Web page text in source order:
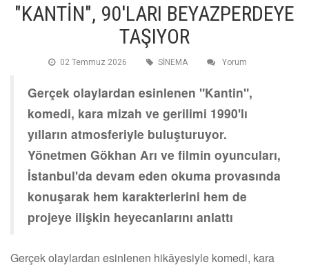
"KANTİN", 90'LARI BEYAZPERDEYE
TAŞIYOR
02 Temmuz 2026 SİNEMA Yorum
Gerçek olaylardan esinlenen "Kantin",
komedi, kara mizah ve gerilimi 1990'lı
yılların atmosferiyle buluşturuyor.
Yönetmen Gökhan Arı ve filmin oyuncuları,
İstanbul'da devam eden okuma provasında
konuşarak hem karakterlerini hem de
projeye ilişkin heyecanlarını anlattı
Gerçek olaylardan esinlenen hikâyesiyle komedi, kara